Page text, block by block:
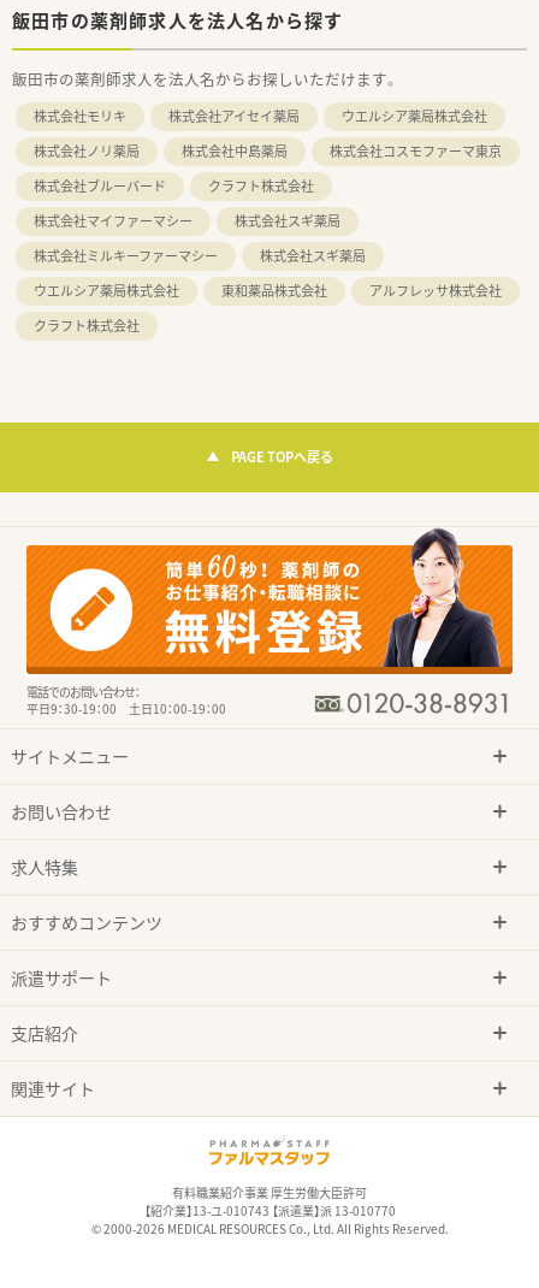
飯田市の薬剤師求人を法人名から探す
飯田市の薬剤師求人を法人名からお探しいただけます。
株式会社モリキ 株式会社アイセイ薬局
ウエルシア薬局株式会社
株式会社ノリ薬局
株式会社中島薬局
株式会社コスモファーマ東京
株式会社ブルーバード
クラフト株式会社
株式会社マイファーマシー
株式会社スギ薬局
株式会社ミルキーファーマシー
株式会社スギ薬局
ウエルシア薬局株式会社
東和薬品株式会社
アルフレッサ株式会社
クラフト株式会社
PAGE TOPへ戻る
電話でのお問い合わせ：
平日9：30-19：00 土日10：00-19：00
サイトメニュー
お問い合わせ
求人特集
おすすめコンテンツ
派遣サポート
支店紹介
関連サイト
有料職業紹介事業 厚生労働大臣許可
【紹介業】13-ユ-010743 【派遣業】派 13-010770
© 2000-2026 MEDICAL RESOURCES Co., Ltd. All Rights Reserved.